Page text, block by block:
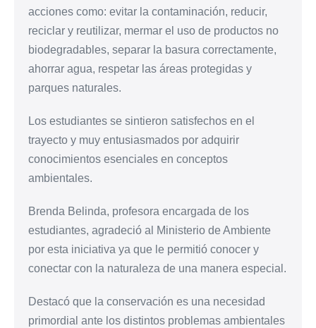
acciones como: evitar la contaminación, reducir,
reciclar y reutilizar, mermar el uso de productos no
biodegradables, separar la basura correctamente,
ahorrar agua, respetar las áreas protegidas y
parques naturales.
Los estudiantes se sintieron satisfechos en el
trayecto y muy entusiasmados por adquirir
conocimientos esenciales en conceptos
ambientales.
Brenda Belinda, profesora encargada de los
estudiantes, agradeció al Ministerio de Ambiente
por esta iniciativa ya que le permitió conocer y
conectar con la naturaleza de una manera especial.
Destacó que la conservación es una necesidad
primordial ante los distintos problemas ambientales